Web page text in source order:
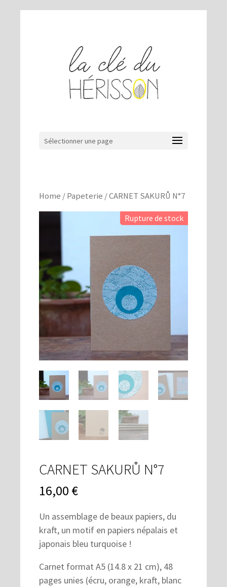
Sélectionner une page
Home /Papeterie / CARNET SAKURŮ N°7
CARNET SAKURŮ N°7
16,00 €
Un assemblage de beaux papiers, du
kraft, un motif en papiers népalais et
japonais bleu turquoise !
Carnet format A5 (14.8 x 21 cm), 48
pages unies (écru, orange, kraft, blanc